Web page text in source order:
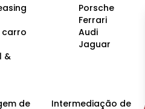
carro
&
Porsche
Ferrari
Audi
Jaguar
de Intermediação de